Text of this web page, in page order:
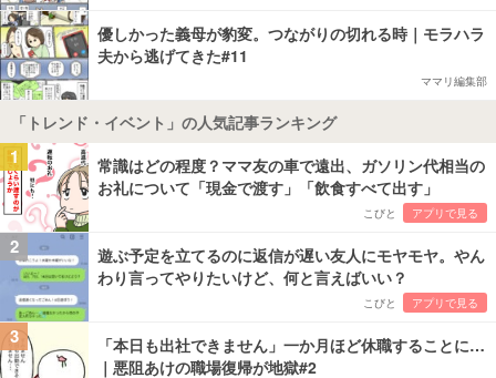
優しかった義母が豹変。つながりの切れる時｜モラハラ
夫から逃げてきた#11
ママリ編集部
「トレンド・イベント」の人気記事ランキング
1
常識はどの程度？ママ友の車で遠出、ガソリン代相当の
お礼について「現金で渡す」「飲食すべて出す」
こびと アプリで見る
2
遊ぶ予定を立てるのに返信が遅い友人にモヤモヤ。やん
わり言ってやりたいけど、何と言えばいい？
こびと アプリで見る
3
「本日も出社できません」一か月ほど休職することに…
｜悪阻あけの職場復帰が地獄#2